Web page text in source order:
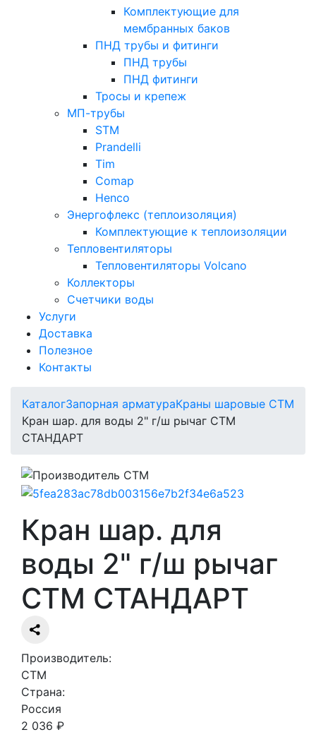
Комплектующие для
мембранных баков
ПНД трубы и фитинги
ПНД трубы
ПНД фитинги
Тросы и крепеж
МП-трубы
STM
Prandelli
Tim
Comap
Henco
Энергофлекс (теплоизоляция)
Комплектующие к теплоизоляции
Тепловентиляторы
Тепловентиляторы Volcano
Коллекторы
Счетчики воды
Услуги
Доставка
Полезное
Контакты
КаталогЗапорная арматураКраны шаровые СТМ
Кран шар. для воды 2" г/ш рычаг CTM
СТАНДАРТ
Кран шар. для
воды 2" г/ш рычаг
CTM СТАНДАРТ
Производитель:
СTM
Страна:
Россия
2 036 ₽